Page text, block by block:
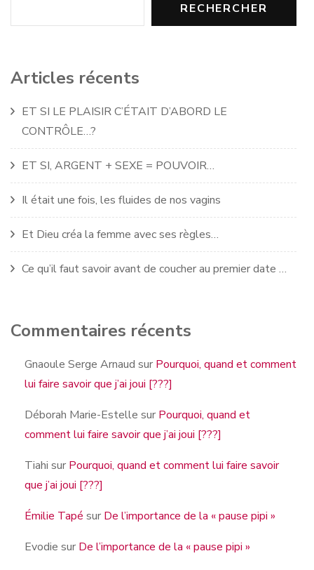
RECHERCHER
Articles récents
ET SI LE PLAISIR C’ÉTAIT D’ABORD LE
CONTRÔLE…?
ET SI, ARGENT + SEXE = POUVOIR…
Il était une fois, les fluides de nos vagins
Et Dieu créa la femme avec ses règles…
Ce qu’il faut savoir avant de coucher au premier date …
Commentaires récents
Gnaoule Serge Arnaud sur Pourquoi, quand et comment
lui faire savoir que j’ai joui [???]
Déborah Marie-Estelle sur Pourquoi, quand et
comment lui faire savoir que j’ai joui [???]
Tiahi sur Pourquoi, quand et comment lui faire savoir
que j’ai joui [???]
Émilie Tapé sur De l’importance de la « pause pipi »
Evodie sur De l’importance de la « pause pipi »